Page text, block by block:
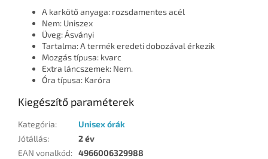
A karkötő anyaga: rozsdamentes acél
Nem: Uniszex
Üveg: Ásványi
Tartalma: A termék eredeti dobozával érkezik
Mozgás típusa: kvarc
Extra láncszemek: Nem.
Óra típusa: Karóra
Kiegészítő paraméterek
Kategória:
Unisex órák
Jótállás:
2 év
EAN vonalkód: 4966006329988